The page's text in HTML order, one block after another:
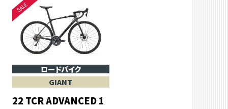
ロードバイク
GIANT
22 TCR ADVANCED 1